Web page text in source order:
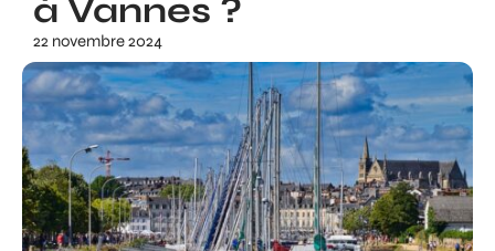
à Vannes ?
22 novembre 2024